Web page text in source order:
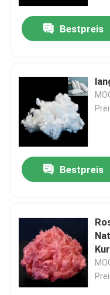
Bestpreis
Bestpreis